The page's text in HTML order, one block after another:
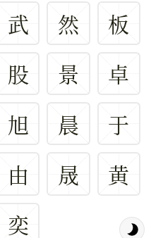
武 然
板
股 景
卓
旭 晨
于
由 晟
黄
奕